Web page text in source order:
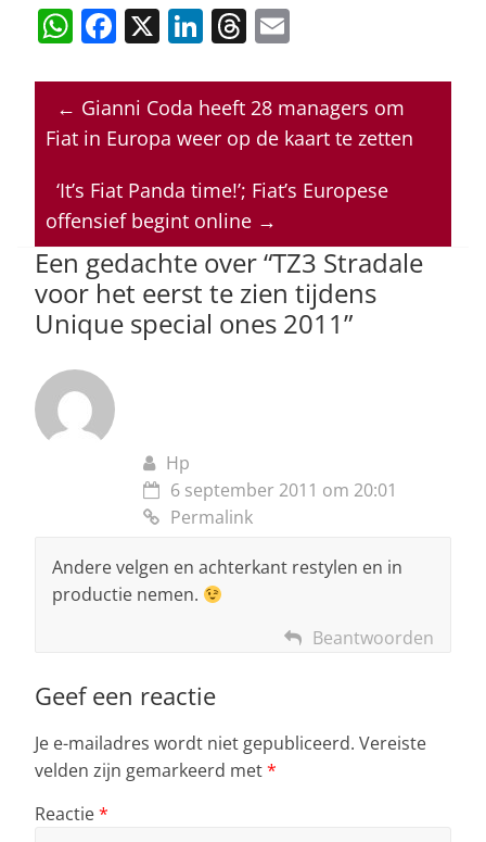
W
at
s
p
p
F
c
e
o
o
k
X Li
k
e
n
T
re
a
s
ai
l
← Gianni Coda heeft 28 managers om
Fiat in Europa weer op de kaart te zetten
‘It’s Fiat Panda time!’; Fiat’s Europese
offensief begint online →
Een gedachte over “TZ3 Stradale
voor het eerst te zien tijdens
Unique special ones 2011”
Hp
6 september 2011 om 20:01
Permalink
Andere velgen en achterkant restylen en in
productie nemen.
Beantwoorden
Geef een reactie
Je e-mailadres wordt niet gepubliceerd. Vereiste
velden zijn gemarkeerd met*
Reactie*